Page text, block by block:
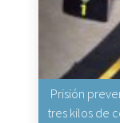
Prisión
tres kilos de